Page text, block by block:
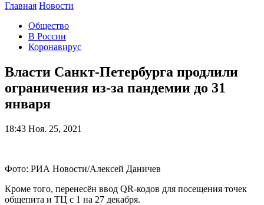
Главная Новости
Общество
В России
Коронавирус
Власти Санкт-Петербурга продлили
ограничения из-за пандемии до 31
января
18:43 Ноя. 25, 2021
Фото: РИА Новости/Алексей Даничев
Кроме того, перенесён ввод QR-кодов для посещения точек
общепита и ТЦ с 1 на 27 декабря.